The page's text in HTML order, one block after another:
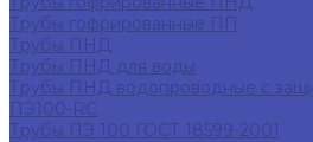
Трубы гофрированные ПП
Трубы ПНД
Трубы ПНД для воды
Трубы ПНД водопроводные с
ПЭ100-RC
Трубы ПЭ 100 ГОСТ 18599-2001